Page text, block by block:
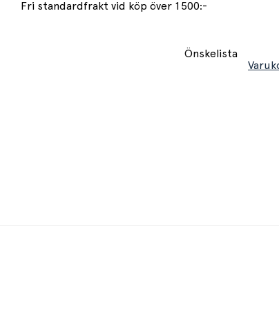
Fri standardfrakt vid köp över 1500:-
Önskelista